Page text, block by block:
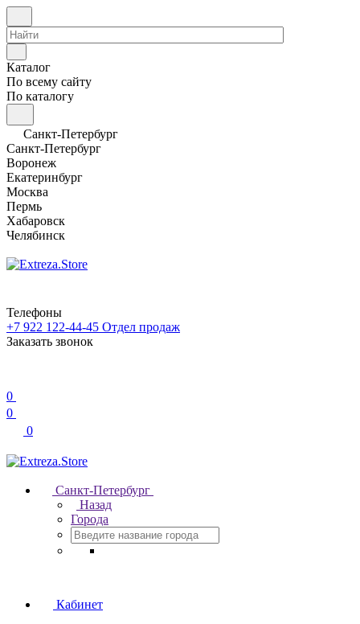
Каталог
По всему сайту
По каталогу
Санкт-Петербург
Санкт-Петербург
Воронеж
Екатеринбург
Москва
Пермь
Хабаровск
Челябинск
Телефоны
+7 922 122-44-45 Отдел продаж
Заказать звонок
0
0
0
Санкт-Петербург
Назад
Города
Кабинет